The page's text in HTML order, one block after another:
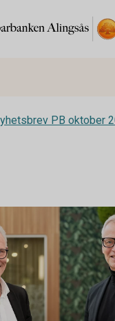
PB oktober